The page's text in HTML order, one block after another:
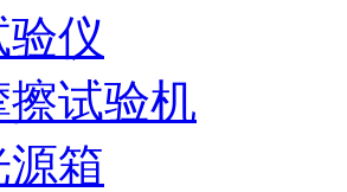
仪
试验机
箱